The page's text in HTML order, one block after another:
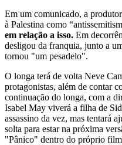
Em um comunicado, a
à Palestina como
em relação a isso. Em
desligou da franquia, junto a
tornou "um pesadelo".
O longa terá de volta Neve
protagonistas, além de contar
continuação do longa, com a
Isabel May viverá a filha de
assassino da vez, mas tentará
solta para estar na próxima
"Pânico" dentro do próprio